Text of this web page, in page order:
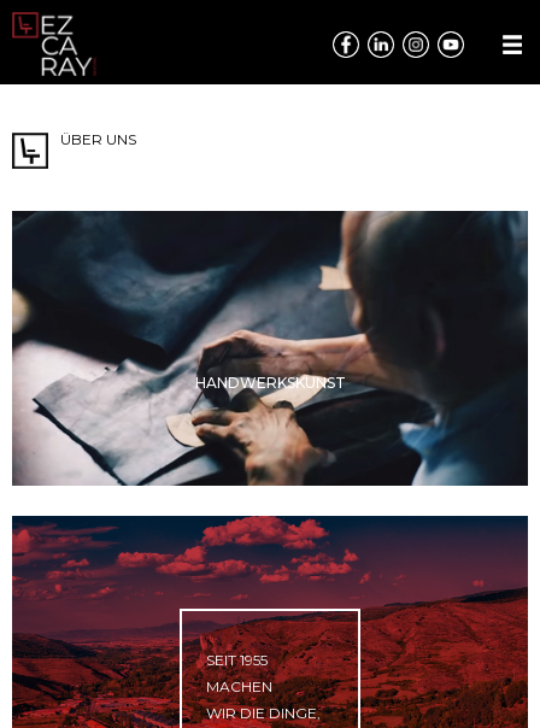
ÜBER UNS
HANDWERKSKUNST
SEIT 1955
MACHEN
WIR DIE DINGE,